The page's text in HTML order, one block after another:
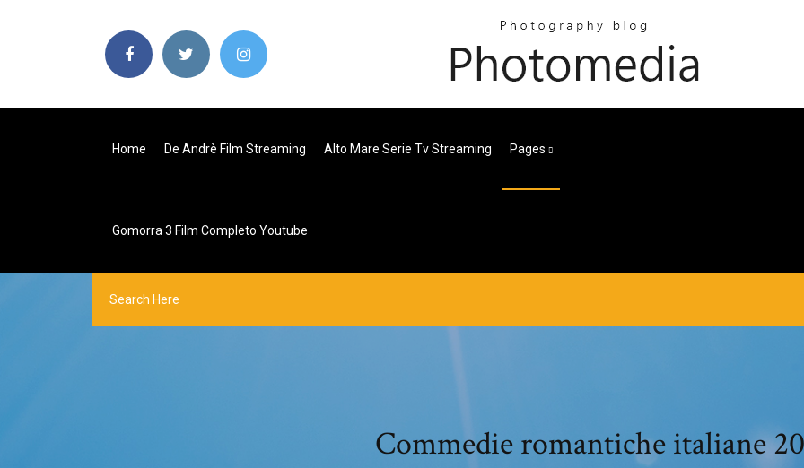
Home De Andrè Film Streaming Alto Mare Serie Tv Streaming Pages
Gomorra 3 Film Completo Youtube
Commedie romantiche italiane